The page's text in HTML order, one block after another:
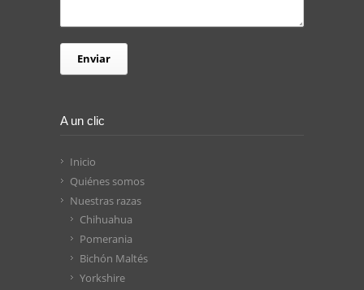
A un clic
Inicio
Quiénes somos
Nuestras razas
Chihuahua
Pomerania
Bichón Maltés
Yorkshire